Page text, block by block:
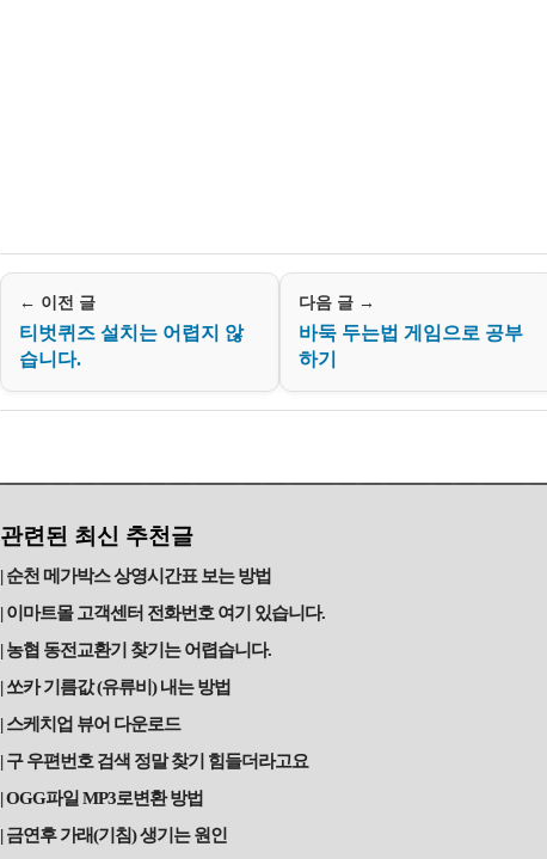
← 이전 글
티벗퀴즈 설치는 어렵지 않
습니다.
다음 글 →
바둑 두는법 게임으로 공부
하기
관련된 최신 추천글
순천 메가박스 상영시간표 보는 방법
이마트몰 고객센터 전화번호 여기 있습니다.
농협 동전교환기 찾기는 어렵습니다.
쏘카 기름값 (유류비) 내는 방법
스케치업 뷰어 다운로드
구 우편번호 검색 정말 찾기 힘들더라고요
OGG파일 MP3로변환 방법
금연후 가래(기침) 생기는 원인